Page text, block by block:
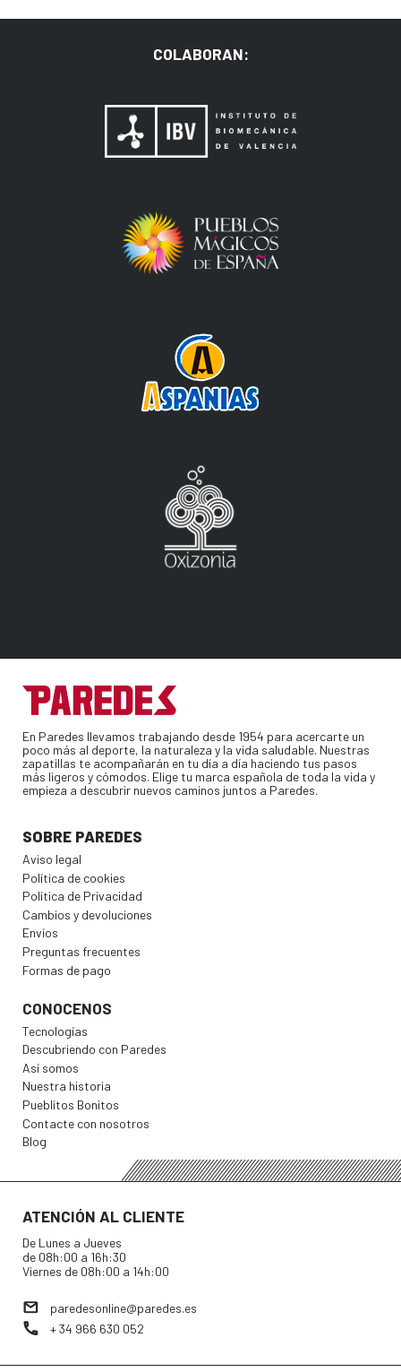
COLABORAN:
En Paredes llevamos trabajando desde 1954 para acercarte un
poco más al deporte, la naturaleza y la vida saludable. Nuestras
zapatillas te acompañarán en tu día a día haciendo tus pasos
más ligeros y cómodos. Elige tu marca española de toda la vida y
empieza a descubrir nuevos caminos juntos a Paredes.
SOBRE PAREDES
Aviso legal
Política de cookies
Política de Privacidad
Cambios y devoluciones
Envíos
Preguntas frecuentes
Formas de pago
CONOCENOS
Tecnologías
Descubriendo con Paredes
Así somos
Nuestra historia
Pueblitos Bonitos
Contacte con nosotros
Blog
ATENCIÓN AL CLIENTE
De Lunes a Jueves
de 08h:00 a 16h:30
Viernes de 08h:00 a 14h:00
paredesonline@paredes.es
+ 34 966 630 052